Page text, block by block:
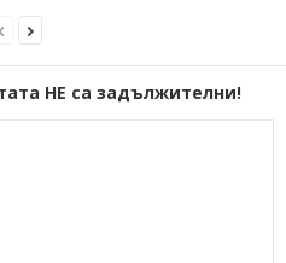
НЕ са задължителни!